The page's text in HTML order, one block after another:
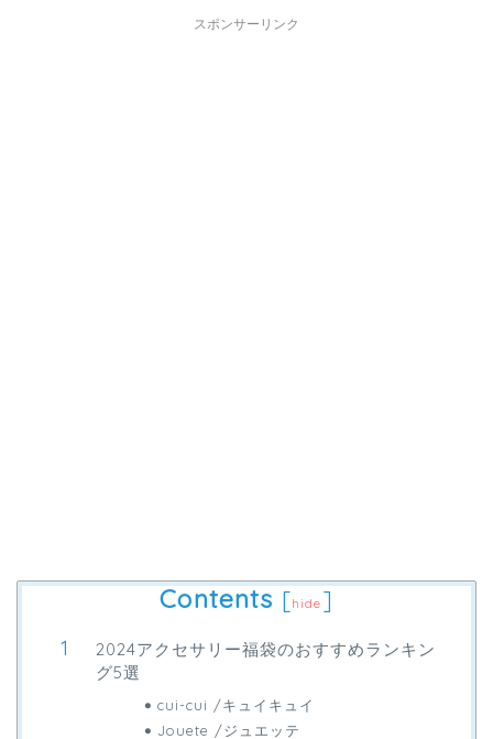
スポンサーリンク
Contents [hide ]
2024アクセサリー福袋のおすすめランキン
グ5選
cui-cui /キュイキュイ
Jouete /ジュエッテ